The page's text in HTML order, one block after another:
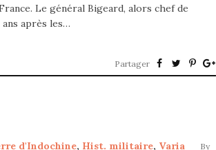
Le général Bigeard, alors chef de
ans après les…
Partager
d'Indochine, Hist. militaire, Varia
By